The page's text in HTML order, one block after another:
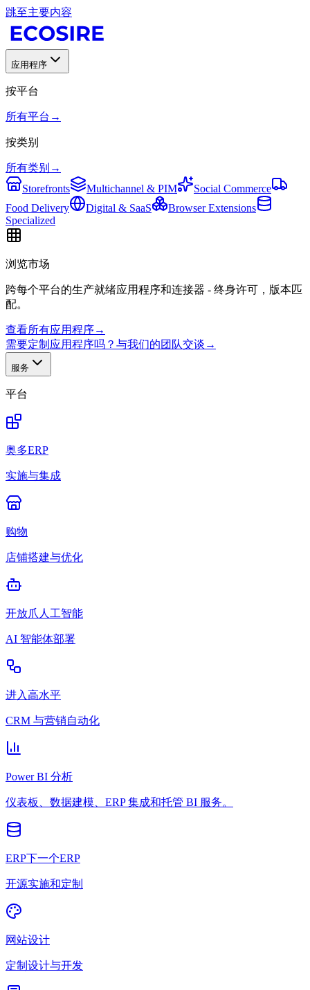
跳至主要内容
应用程序
按平台
所有平台 →
按类别
所有类别 →
Storefronts
Multichannel & PIM
Social Commerce
Food Delivery
Digital & SaaS
Browser Extensions
Specialized
浏览市场
跨每个平台的生产就绪应用程序和连接器 - 终身许可，版本匹
配。
查看所有应用程序→
需要定制应用程序吗？与我们的团队交谈 →
服务
平台
奥多ERP
实施与集成
购物
店铺搭建与优化
开放爪人工智能
AI 智能体部署
进入高水平
CRM 与营销自动化
Power BI 分析
仪表板、数据建模、ERP 集成和托管 BI 服务。
ERP下一个ERP
开源实施和定制
网站设计
定制设计与开发